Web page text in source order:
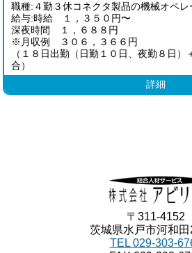
職種:４勤３休コネクタ製品の機械オペレ
給与:時給 １，３５０円〜
深夜時間 １，６８８円
※月収例 ３０６，３６６円
（１８日出勤（日勤１０日、夜勤８日
合）
詳細
〒311-4152
茨城県水戸市河和
TEL 029-303-